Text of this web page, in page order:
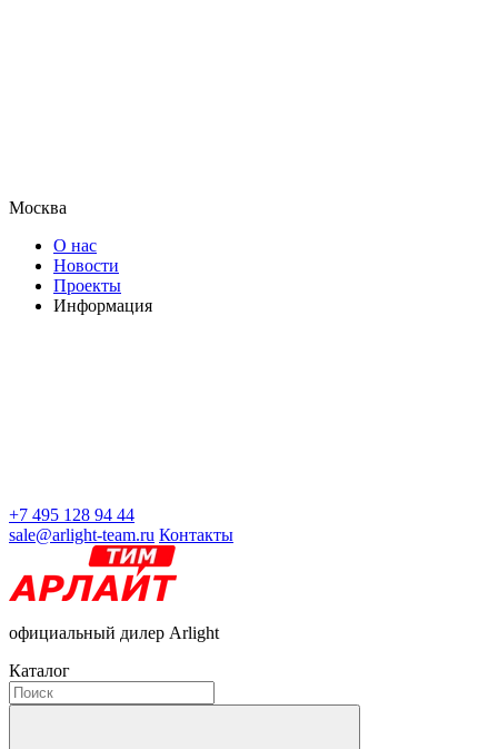
Москва
О нас
Новости
Проекты
Информация
+7 495 128 94 44
sale@arlight-team.ru Контакты
официальный дилер Arlight
Каталог